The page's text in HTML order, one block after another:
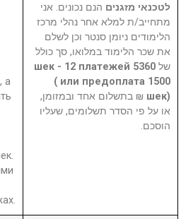
а
לטכנאי מזגנים הנם נכונים. אני
מתחייב/ת למלא אחר נהלי מרכז
הלימודים ניומן סנטר וכן לשלם
את שכר הלימוד במלואו, סך כולל
של
5360 шек - 12 платежей
( или предоплата 1500
шек) ₪ בתשלום אחד ובמזומן,
או על פי הסדר תשלומים, שעליו
הוסכם.